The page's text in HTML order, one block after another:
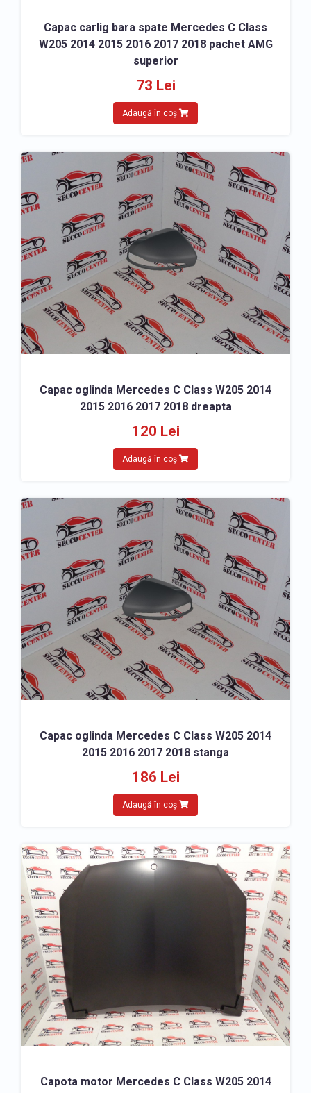
Capac carlig bara spate Mercedes C Class
W205 2014 2015 2016 2017 2018 pachet AMG
superior
73 Lei
Adaugă în coș
Capac oglinda Mercedes C Class W205 2014
2015 2016 2017 2018 dreapta
120 Lei
Adaugă în coș
Capac oglinda Mercedes C Class W205 2014
2015 2016 2017 2018 stanga
186 Lei
Adaugă în coș
Capota motor Mercedes C Class W205 2014